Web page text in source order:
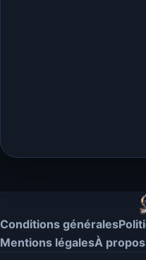
Conditions générales
Mentions légalesÀ propos